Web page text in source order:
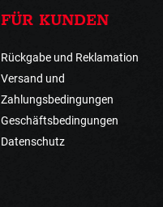
FÜR KUNDEN
Rückgabe und Reklamation
Versand und
Zahlungsbedingungen
Geschäftsbedingungen
Datenschutz